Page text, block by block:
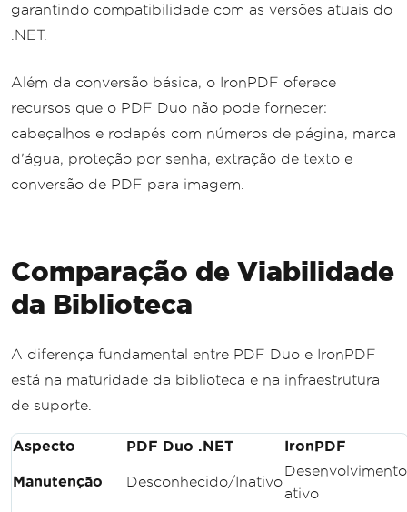
garantindo compatibilidade com as versões atuais do
.NET.
Além da conversão básica, o IronPDF oferece
recursos que o PDF Duo não pode fornecer:
cabeçalhos e rodapés com números de página, marca
d'água, proteção por senha, extração de texto e
conversão de PDF para imagem.
Comparação de Viabilidade
da Biblioteca
A diferença fundamental entre PDF Duo e IronPDF
está na maturidade da biblioteca e na infraestrutura
de suporte.
Aspecto PDF Duo .NET IronPDF
Manutenção Desconhecido/Inativo
Desenvolvimento
ativo